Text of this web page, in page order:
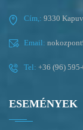
Cím,: 9330
Email:
Tel: +36 (96)
ESEMÉNYEK